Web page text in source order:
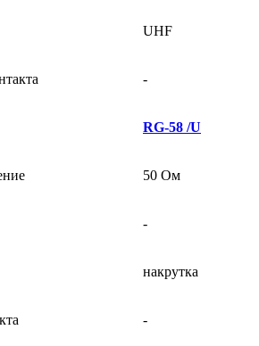
UHF
-
RG-58 /U
50 Ом
-
накрутка
-